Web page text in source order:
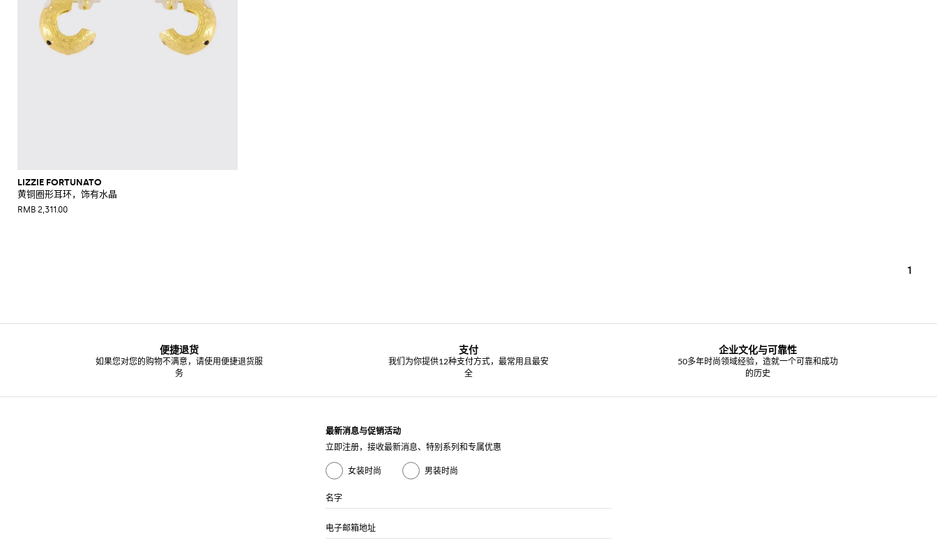
LIZZIE FORTUNATO
黄铜圈形耳环，饰有水晶
RMB 2,311.00
1
便捷退货
如果您对您的购物不满意，请使用便捷退货服
务
支付
我们为你提供12种支付方式，最常用且最安
全
企业文化与可靠性
50多年时尚领域经验，造就一个可靠和成功
的历史
最新消息与促销活动
立即注册，接收最新消息、特别系列和专属优惠
女装时尚 男装时尚
名字
电子邮箱地址